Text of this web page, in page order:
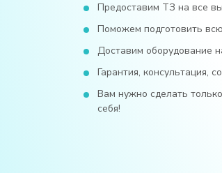
Предоставим ТЗ на все
Поможем подготовить
Доставим оборудование
Гарантия, консультация,
Вам нужно сделать
себя!